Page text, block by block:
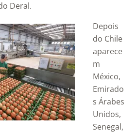
Deral.
Depois
do Chile
aparece
m
México,
Emirado
s Árabes
Unidos,
Senegal,